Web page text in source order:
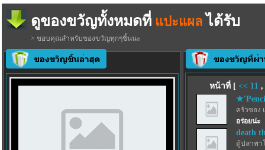
ดูของขวัญทั้งหมดที่ แปะแผล ได้รับ
> ขอบคุณสำหรับของขวัญทุกๆชิ้นนะ
หน้าที่ [ << 11 ,
ครัวซอง
อร่อยน่ะ
death
ตู้ปลาพา